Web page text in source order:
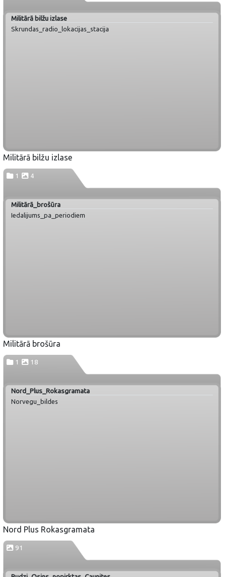
Militārā bilžu izlase
Skrundas_radio_lokacijas_stacija
Militārā bilžu izlase
1 4
Militārā_brošūra
Iedalijums_pa_periodiem
Militārā brošūra
1 18
Nord_Plus_Rokasgramata
Norvegu_bildes
Nord Plus Rokasgramata
91